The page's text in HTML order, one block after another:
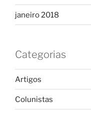
janeiro 2018
Categorias
Artigos
Colunistas